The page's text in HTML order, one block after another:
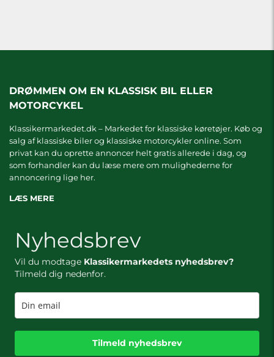
DRØMMEN OM EN KLASSISK BIL ELLER
MOTORCYKEL
Klassikermarkedet.dk – Markedet for klassiske køretøjer. Køb og
salg af klassiske biler og klassiske motorcykler online. Som
privat kan du oprette annoncer helt gratis allerede i dag, og
som forhandler kan du læse mere om mulighederne for
annoncering lige her.
LÆS MERE
Nyhedsbrev
Vil du modtage Klassikermarkedets nyhedsbrev?
Tilmeld dig nedenfor.
Tilmeld nyhedsbrev